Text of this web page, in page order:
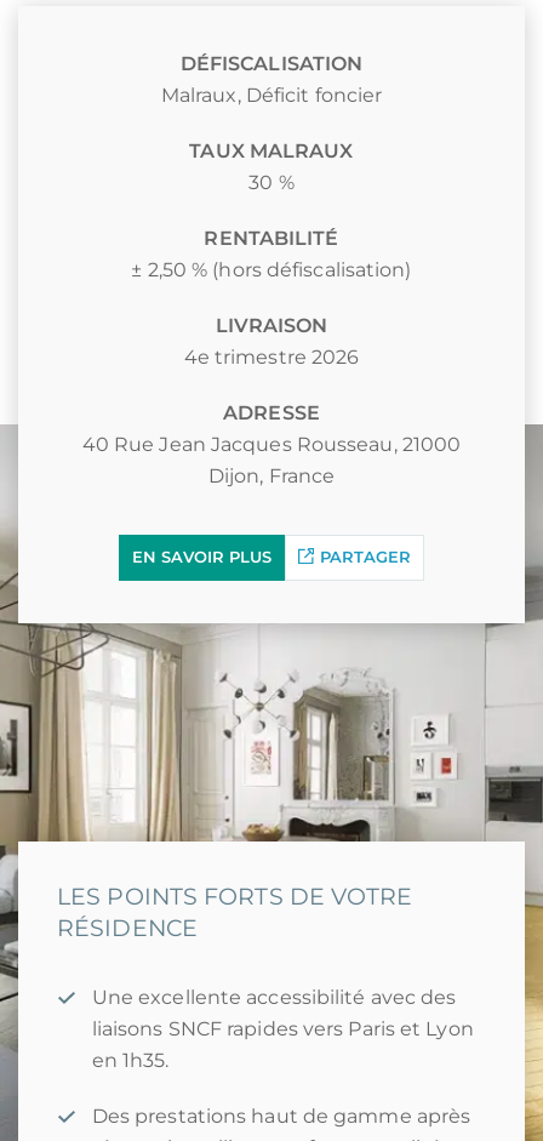
DÉFISCALISATION
Malraux, Déficit foncier
TAUX MALRAUX
30 %
RENTABILITÉ
± 2,50 % (hors défiscalisation)
LIVRAISON
4e trimestre 2026
ADRESSE
40 Rue Jean Jacques Rousseau, 21000
Dijon, France
EN SAVOIR PLUS PARTAGER
LES POINTS FORTS DE VOTRE
RÉSIDENCE
Une excellente accessibilité avec des
liaisons SNCF rapides vers Paris et Lyon
en 1h35.
Des prestations haut de gamme après